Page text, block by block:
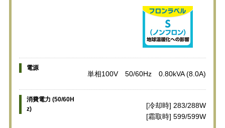
電源
単相100V 50/60Hz 0.80kVA (8.0A)
消費電力 (50/60H
z)
[冷却時] 283/288W
[霜取時] 599/599W